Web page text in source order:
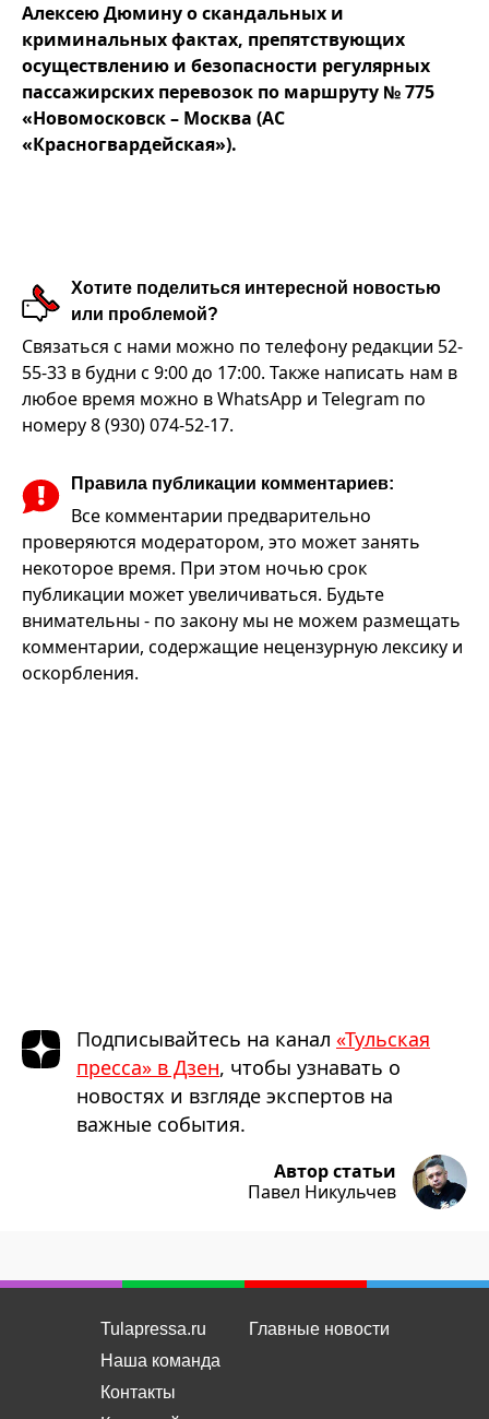
Алексею Дюмину о скандальных и
криминальных фактах, препятствующих
осуществлению и безопасности регулярных
пассажирских перевозок по маршруту № 775
«Новомосковск – Москва (АС
«Красногвардейская»).
Хотите поделиться интересной новостью
или проблемой?
Связаться с нами можно по телефону редакции 52-
55-33 в будни с 9:00 до 17:00. Также написать нам в
любое время можно в WhatsApp и Telegram по
номеру 8 (930) 074-52-17.
Правила публикации комментариев:
Все комментарии предварительно
проверяются модератором, это может занять
некоторое время. При этом ночью срок
публикации может увеличиваться. Будьте
внимательны - по закону мы не можем размещать
комментарии, содержащие нецензурную лексику и
оскорбления.
Подписывайтесь на канал «Тульская
пресса» в Дзен, чтобы узнавать о
новостях и взгляде экспертов на
важные события.
Автор статьи
Павел Никульчев
Tulapressa.ru
Наша команда
Контакты
Главные новости